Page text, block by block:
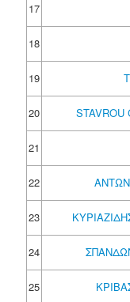
17
18
19
20
STAVROU
21
22
23
24
25